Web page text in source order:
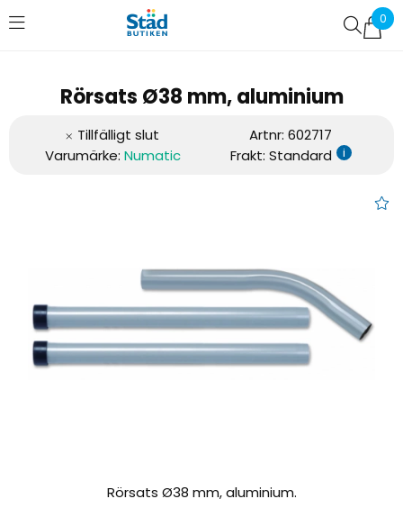
0
Favoriter (0)
Rörsats Ø38 mm, aluminium
Artnr: 602717
Varumärke: Numatic Frakt: Standard i
Rörsats Ø38 mm, aluminium
Rörsats Ø38 mm, aluminium.